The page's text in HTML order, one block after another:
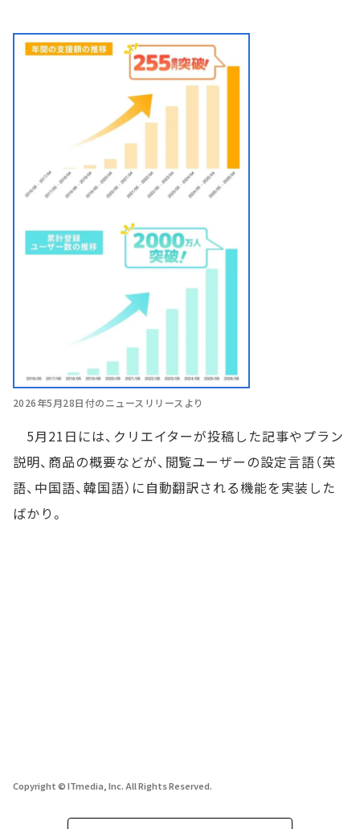
2026年5月28日付のニュースリリースより
5月21日には、クリエイターが投稿した記事やプラン
説明、商品の概要などが、閲覧ユーザーの設定言語（英
語、中国語、韓国語）に自動翻訳される機能を実装した
ばかり。
Copyright © ITmedia, Inc. All Rights Reserved.